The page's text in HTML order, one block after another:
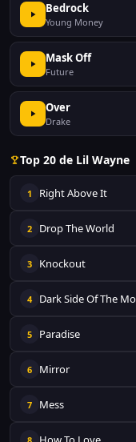
Bedrock
Young Money
Mask Off
Future
Over
Drake
Top 20 de Lil Wayne
1 Right Above It
2 Drop The World
3 Knockout
4 Dark Side Of The
5 Paradise
6 Mirror
7 Mess
8